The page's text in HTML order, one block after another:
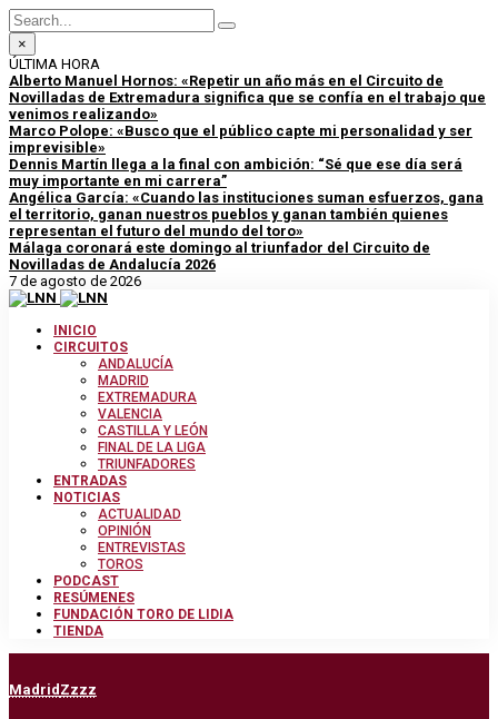
×
ÚLTIMA HORA
Alberto Manuel Hornos: «Repetir un año más en el Circuito de
Novilladas de Extremadura significa que se confía en el trabajo que
venimos realizando»
Marco Polope: «Busco que el público capte mi personalidad y ser
imprevisible»
Dennis Martín llega a la final con ambición: “Sé que ese día será
muy importante en mi carrera”
Angélica García: «Cuando las instituciones suman esfuerzos, gana
el territorio, ganan nuestros pueblos y ganan también quienes
representan el futuro del mundo del toro»
Málaga coronará este domingo al triunfador del Circuito de
Novilladas de Andalucía 2026
7 de agosto de 2026
INICIO
CIRCUITOS
ANDALUCÍA
MADRID
EXTREMADURA
VALENCIA
CASTILLA Y LEÓN
FINAL DE LA LIGA
TRIUNFADORES
ENTRADAS
NOTICIAS
ACTUALIDAD
OPINIÓN
ENTREVISTAS
TOROS
PODCAST
RESÚMENES
FUNDACIÓN TORO DE LIDIA
TIENDA
Madrid Zzzz